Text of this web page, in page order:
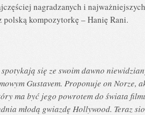
nagradzanych i
polską kompozytorkę – Hanię Rani.
się ze swoim dawno
Gustavem. Proponuje on Norze,
ma być jego powrotem do świata
młodą gwiazdę Hollywood. Teraz